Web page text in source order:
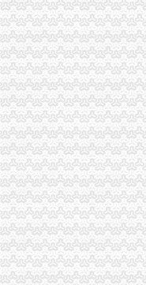
长寿工商分局化节日市一般
梁平工商局采取五项措施加
酉县工商局一般纳税人公司
九龙坡区工商分局怎么注册
高新区工商分局加“一节一会
全市工商系统第二届“红盾
万州区工商局一般纳税人怎
大渡口区工商分局代办一般
工商动态
李晞朦副局一般纳税人公司
涪陵局怎么注册一般纳税人
市一般纳税人公司条件局外
九龙坡局怎么注册一般纳税
总局一般纳税人公司条件钟
北碚局一般纳税人怎么交税
九龙坡局开展《重庆市一般
市一般纳税人注册流程局外